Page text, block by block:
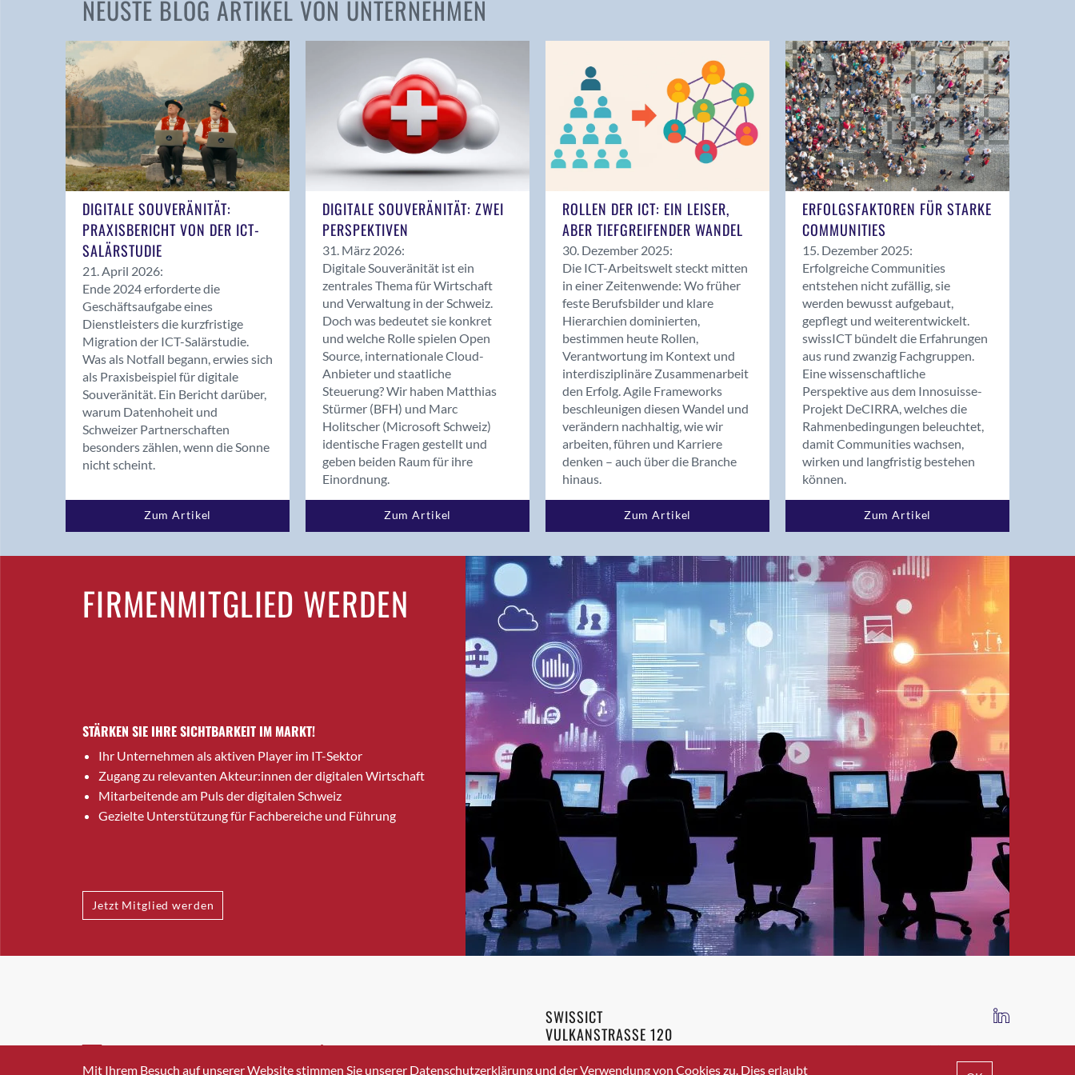
Andelfingen
Balsthal
Balzers
Bassersdorf
Benken (SG)
Bergdietikon
Bern - Liebefeld
Bolligen
Bonaduz
Bonstetten
Bottighofen
Bremgarten bei Bern
Brig-Glis
Bronschhofen
Brugg AG
Brütten
Bubendorf
Buchs (SG)
Bäretswil
Bülach
Cazis
Cham
Davos Platz
Davos Platz 1
NEUSTE BLOG ARTIKEL VON UNTERNEHMEN
DIGITALE SOUVERÄNITÄT:
PRAXISBERICHT VON DER ICT-
SALÄRSTUDIE
21. April 2026:
Ende 2024 erforderte die
Geschäftsaufgabe eines
Dienstleisters die kurzfristige
Migration der ICT-Salärstudie.
Was als Notfall begann, erwies sich
als Praxisbeispiel für digitale
Souveränität. Ein Bericht darüber,
warum Datenhoheit und
Schweizer Partnerschaften
besonders zählen, wenn die Sonne
nicht scheint.
Zum Artikel
DIGITALE SOUVERÄNITÄT: ZWEI
PERSPEKTIVEN
31. März 2026:
Digitale Souveränität ist ein
zentrales Thema für Wirtschaft
und Verwaltung in der Schweiz.
Doch was bedeutet sie konkret
und welche Rolle spielen Open
Source, internationale Cloud-
Anbieter und staatliche
Steuerung? Wir haben Matthias
Stürmer (BFH) und Marc
Holitscher (Microsoft Schweiz)
identische Fragen gestellt und
geben beiden Raum für ihre
Einordnung.
Zum Artikel
ROLLEN DER ICT: EIN LEISER,
ABER TIEFGREIFENDER WANDEL
30. Dezember 2025:
Die ICT-Arbeitswelt steckt mitten
in einer Zeitenwende: Wo früher
feste Berufsbilder und klare
Hierarchien dominierten,
bestimmen heute Rollen,
Verantwortung im Kontext und
interdisziplinäre Zusammenarbeit
den Erfolg. Agile Frameworks
beschleunigen diesen Wandel und
verändern nachhaltig, wie wir
arbeiten, führen und Karriere
denken – auch über die Branche
hinaus.
Zum Artikel
ERFOLGSFAKTOREN FÜR STARKE
COMMUNITIES
15. Dezember 2025:
Erfolgreiche Communities
entstehen nicht zufällig, sie
werden bewusst aufgebaut,
gepflegt und weiterentwickelt.
swissICT bündelt die Erfahrungen
aus rund zwanzig Fachgruppen.
Eine wissenschaftliche
Perspektive aus dem Innosuisse-
Projekt DeCIRRA, welches die
Rahmenbedingungen beleuchtet,
damit Communities wachsen,
wirken und langfristig bestehen
können.
Zum Artikel
FIRMENMITGLIED WERDEN
STÄRKEN SIE IHRE SICHTBARKEIT IM MARKT!
Ihr Unternehmen als aktiven Player im IT-Sektor
Zugang zu relevanten Akteur:innen der digitalen Wirtschaft
Mitarbeitende am Puls der digitalen Schweiz
Gezielte Unterstützung für Fachbereiche und Führung
Jetzt Mitglied werden
INFO@SWISSICT.CH +41 43 336 40 20
SWISSICT
VULKANSTRASSE 120
8048 ZURICH
IMPRESSUM DATENSCHUTZ AGB
Mit Ihrem Besuch auf unserer Website stimmen Sie unserer Datenschutzerklärung und der Verwendung von Cookies zu. Dies erlaubt